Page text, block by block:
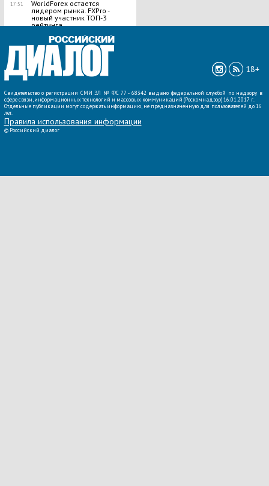
17:51
WorldForex остается
лидером рынка. FXPro -
новый участник ТОП-3
рейтинга
ВСЕ НОВОСТИ »
18+
Свидетельство о регистрации СМИ ЭЛ № ФС 77 - 68342 выдано федеральной службой по надзору в
сфере связи, информационных технологий и массовых коммуникаций (Роскомнадзор) 16.01.2017 г.
Отдельные публикации могут содержать информацию, не предназначенную для пользователей до 16
лет.
Правила использования информации
© Российский диалог